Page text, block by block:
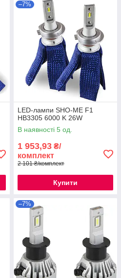
–7%
LED-лампи SHO-ME F1
HB3305 6000 K 26W
В наявності 5 од.
1 953,93 ₴/
комплект
2 101 ₴/комплект
Купити
–7%